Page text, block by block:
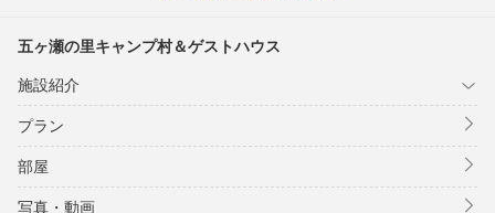
五ヶ瀬の里キャンプ村＆ゲストハウス
施設紹介
プラン
部屋
写真・動画